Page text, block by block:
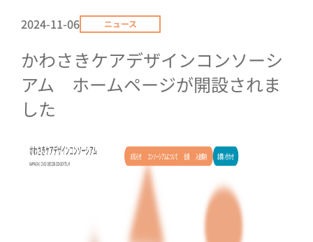
2024-11-06 ニュース
かわさきケアデザインコンソーシ
アム ホームページが開設されま
した